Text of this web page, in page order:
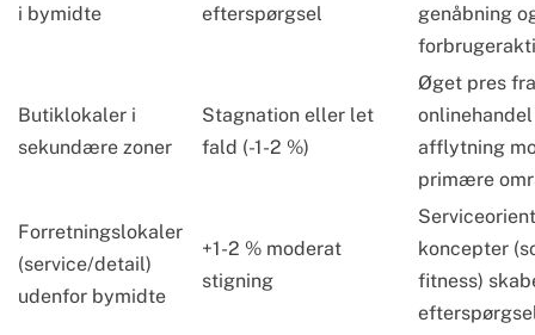
i bymidte
efterspørgsel
genåbning
Butiklokaler i
sekundære zoner
Stagnation eller let
fald (-1-2 %)
Øget pres fra
afflytning
primære
Forretningslokaler
(service/detail)
udenfor bymidte
+1-2 % moderat
stigning
koncepter
fitness)